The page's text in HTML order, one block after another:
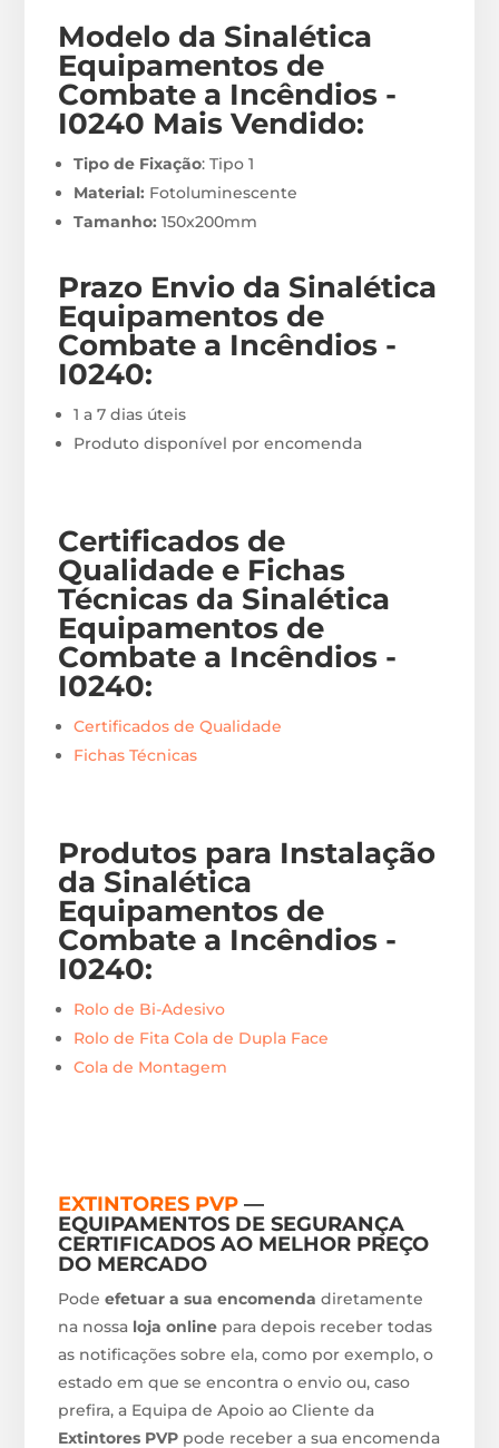
Modelo da Sinalética
Equipamentos de
Combate a Incêndios -
I0240 Mais Vendido:
Tipo de Fixação: Tipo 1
Material: Fotoluminescente
Tamanho: 150x200mm
Prazo Envio da Sinalética
Equipamentos de
Combate a Incêndios -
I0240:
1 a 7 dias úteis
Produto disponível por encomenda
Certificados de
Qualidade e Fichas
Técnicas da Sinalética
Equipamentos de
Combate a Incêndios -
I0240:
Certificados de Qualidade
Fichas Técnicas
Produtos para Instalação
da Sinalética
Equipamentos de
Combate a Incêndios -
I0240:
Rolo de Bi-Adesivo
Rolo de Fita Cola de Dupla Face
Cola de Montagem
EXTINTORES PVP —
EQUIPAMENTOS DE SEGURANÇA
CERTIFICADOS AO MELHOR PREÇO
DO MERCADO
Podeefetuar a sua encomenda diretamente
na nossa loja online para depois receber todas
as notificações sobre ela, como por exemplo, o
estado em que se encontra o envio ou, caso
prefira, a Equipa de Apoio ao Cliente da
Extintores PVP pode receber a sua encomenda